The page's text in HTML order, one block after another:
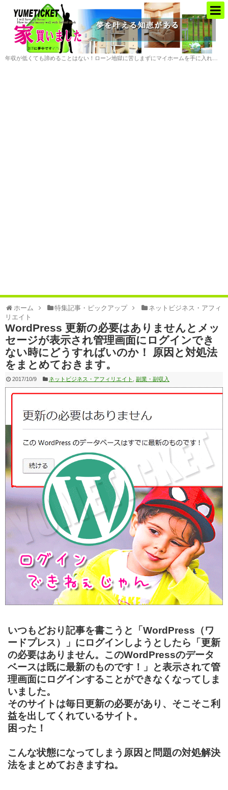
ホーム 特集記事・ピックアップ
ネットビジネス・アフィ
リエイト
WordPress 更新の必要はありませんとメッ
セージが表示され管理画面にログインでき
ない時にどうすればいのか！ 原因と対処法
をまとめておきます。
2017/10/9 ネットビジネス・アフィリエイト 副業・副収入
いつもどおり記事を書こうと「WordPress（ワ
ードプレス）」にログインしようとしたら「更新
の必要はありません。このWordPressのデータ
ベースは既に最新のものです！」と表示されて管
理画面にログインすることができなくなってしま
いました。
そのサイトは毎日更新の必要があり、そこそこ利
益を出してくれているサイト。
困った！
こんな状態になってしまう原因と問題の対処解決
法をまとめておきますね。